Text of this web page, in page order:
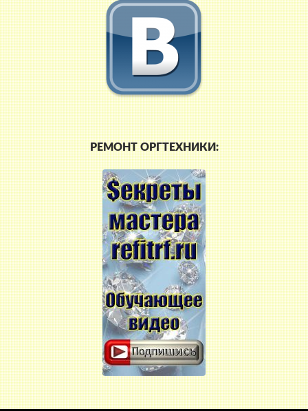
РЕМОНТ ОРГТЕХНИКИ: